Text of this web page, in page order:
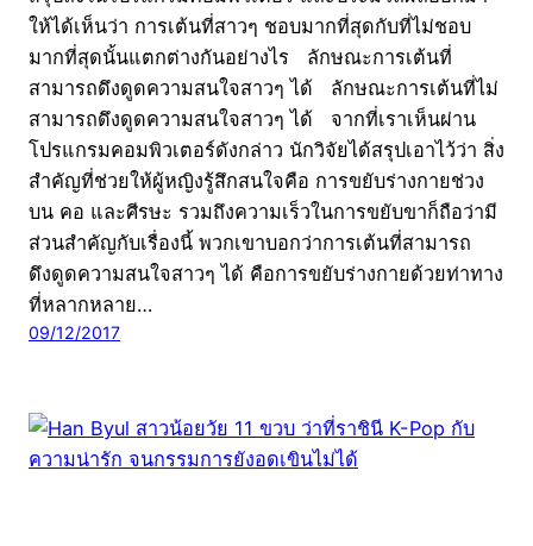
ให้ได้เห็นว่า การเต้นที่สาวๆ ชอบมากที่สุดกับที่ไม่ชอบ
มากที่สุดนั้นแตกต่างกันอย่างไร ลักษณะการเต้นที่
สามารถดึงดูดความสนใจสาวๆ ได้ ลักษณะการเต้นที่ไม่
สามารถดึงดูดความสนใจสาวๆ ได้ จากที่เราเห็นผ่าน
โปรแกรมคอมพิวเตอร์ดังกล่าว นักวิจัยได้สรุปเอาไว้ว่า สิ่ง
สำคัญที่ช่วยให้ผู้หญิงรู้สึกสนใจคือ การขยับร่างกายช่วง
บน คอ และศีรษะ รวมถึงความเร็วในการขยับขาก็ถือว่ามี
ส่วนสำคัญกับเรื่องนี้ พวกเขาบอกว่าการเต้นที่สามารถ
ดึงดูดความสนใจสาวๆ ได้ คือการขยับร่างกายด้วยท่าทาง
ที่หลากหลาย…
09/12/2017